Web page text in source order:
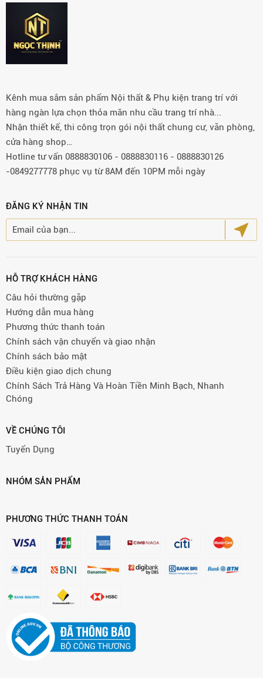
Kênh mua sắm sản phẩm Nội thất & Phụ kiện trang trí với
hàng ngàn lựa chọn thỏa mãn nhu cầu trang trí nhà...
Nhận thiết kế, thi công trọn gói nội thất chung cư, văn phòng,
cửa hàng shop…
Hotline tư vấn 0888830106 - 0888830116 - 0888830126
-0849277778 phục vụ từ 8AM đến 10PM mỗi ngày
ĐĂNG KÝ NHẬN TIN
HỖ TRỢ KHÁCH HÀNG
Câu hỏi thường gặp
Hướng dẫn mua hàng
Phương thức thanh toán
Chính sách vận chuyển và giao nhận
Chính sách bảo mật
Điều kiện giao dịch chung
Chính Sách Trả Hàng Và Hoàn Tiền Minh Bạch, Nhanh
Chóng
VỀ CHÚNG TÔI
Tuyển Dụng
NHÓM SẢN PHẨM
PHƯƠNG THỨC THANH TOÁN